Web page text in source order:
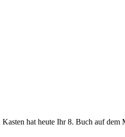
hat heute Ihr 8. Buch auf